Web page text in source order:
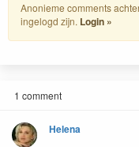
Anonieme comments
ingelogd zijn. Login »
1 comment
Helena